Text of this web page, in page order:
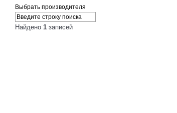
Выбрать производителя
Найдено 1 записей